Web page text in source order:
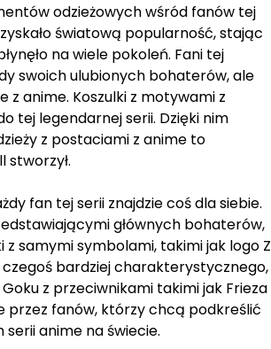
odzieżowych wśród fanów tej
światową popularność, stając
na wiele pokoleń. Fani tej
swoich ulubionych bohaterów, ale
anime. Koszulki z motywami z
tej legendarnej serii. Dzięki nim
z postaciami z anime to
fan tej serii znajdzie coś dla siebie.
głównych bohaterów,
z samymi symbolami, takimi jak logo Z
bardziej charakterystycznego,
z przeciwnikami takimi jak Frieza
przez fanów, którzy chcą podkreślić
anime na świecie.